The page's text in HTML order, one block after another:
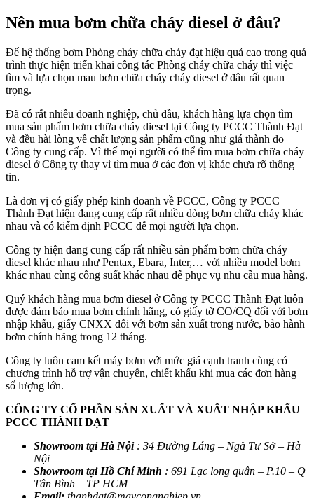
Nên mua bơm chữa cháy diesel ở đâu?
Để hệ thống bơm Phòng cháy chữa cháy đạt hiệu quả cao trong quá
trình thực hiện triển khai công tác Phòng cháy chữa cháy thì việc
tìm và lựa chọn mau bơm chữa cháy cháy diesel ở đâu rất quan
trọng.
Đã có rất nhiều doanh nghiệp, chủ đầu, khách hàng lựa chọn tìm
mua sản phẩm bơm chữa cháy diesel tại Công ty PCCC Thành Đạt
và đều hài lòng về chất lượng sản phẩm cũng như giá thành do
Công ty cung cấp. Vì thế mọi người có thể tìm mua bơm chữa cháy
diesel ở Công ty thay vì tìm mua ở các đơn vị khác chưa rõ thông
tin.
Là đơn vị có giấy phép kinh doanh về PCCC, Công ty PCCC
Thành Đạt hiện đang cung cấp rất nhiều dòng bơm chữa cháy khác
nhau và có kiểm định PCCC để mọi người lựa chọn.
Công ty hiện đang cung cấp rất nhiều sản phẩm bơm chữa cháy
diesel khác nhau như Pentax, Ebara, Inter,… với nhiều model bơm
khác nhau cùng công suất khác nhau để phục vụ nhu cầu mua hàng.
Quý khách hàng mua bơm diesel ở Công ty PCCC Thành Đạt luôn
được đảm bảo mua bơm chính hãng, có giấy tờ CO/CQ đối với bơm
nhập khẩu, giấy CNXX đối với bơm sản xuất trong nước, bảo hành
bơm chính hãng trong 12 tháng.
Công ty luôn cam kết máy bơm với mức giá cạnh tranh cùng có
chương trình hỗ trợ vận chuyển, chiết khấu khi mua các đơn hàng
số lượng lớn.
CÔNG TY CỔ PHẦN SẢN XUẤT VÀ XUẤT NHẬP KHẨU
PCCC THÀNH ĐẠT
Showroom tại Hà Nội: 34 Đường Láng – Ngã Tư Sở – Hà
Nội
Showroom tại Hồ Chí Minh : 691 Lạc long quân – P.10 – Q
Tân Bình – TP HCM